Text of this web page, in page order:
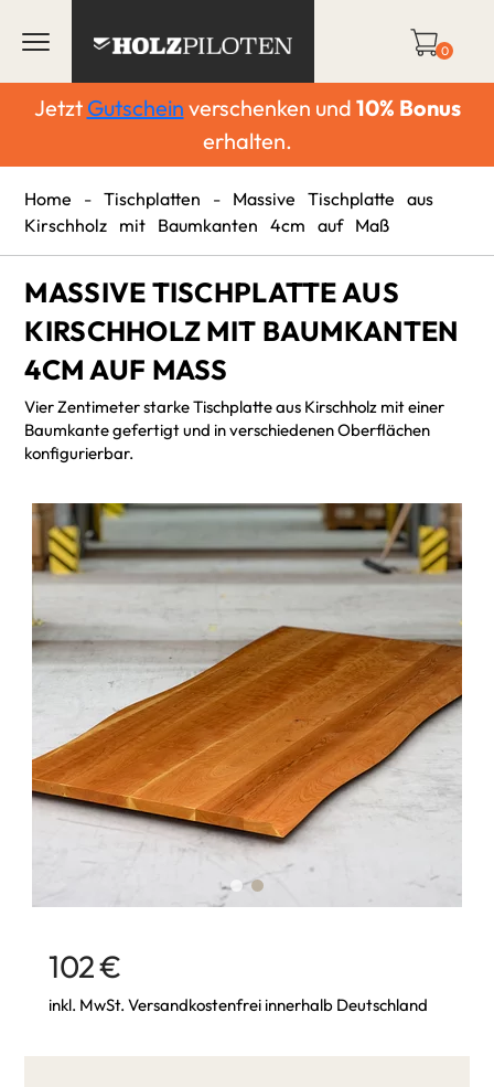
0
Jetzt Gutschein verschenken und 10% Bonus
erhalten.
Home - Tischplatten - Massive Tischplatte aus
Kirschholz mit Baumkanten 4cm auf Maß
MASSIVE TISCHPLATTE AUS
KIRSCHHOLZ MIT BAUMKANTEN
4CM AUF MASS
Vier Zentimeter starke Tischplatte aus Kirschholz mit einer
Baumkante gefertigt und in verschiedenen Oberflächen
konfigurierbar.
102 €
inkl. MwSt. Versandkostenfrei innerhalb Deutschland